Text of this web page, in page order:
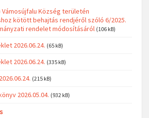
Vámosújfalu Község területén
kötött behajtás rendjéről szóló 6/2025.
rendelet módosításáról (106 kB)
2026.06.24. (65 kB)
2026.06.24. (335 kB)
(215 kB)
2026.05.04. (932 kB)